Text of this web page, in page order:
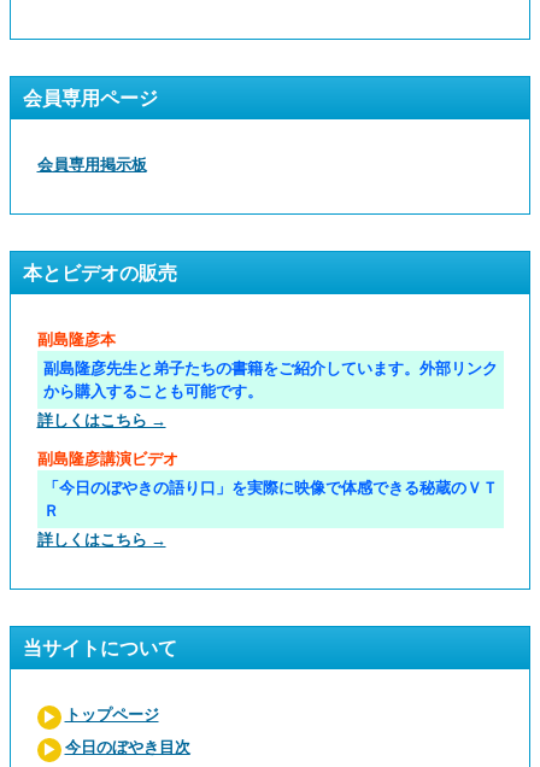
会員専用ページ
会員専用掲示板
本とビデオの販売
副島隆彦本
副島隆彦先生と弟子たちの書籍をご紹介しています。外部リンク
から購入することも可能です。
詳しくはこちら →
副島隆彦講演ビデオ
「今日のぼやきの語り口」を実際に映像で体感できる秘蔵のＶＴ
Ｒ
詳しくはこちら →
当サイトについて
トップページ
今日のぼやき目次